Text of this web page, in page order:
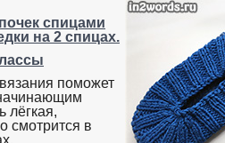
спицами
на 2 спицах.
поможет
лёгкая,
смотрится в